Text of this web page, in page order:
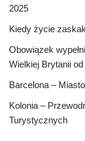
2025
Kiedy życie
Obowiązek
Wielkiej Brytanii
Barcelona –
Kolonia –
Turystycznych